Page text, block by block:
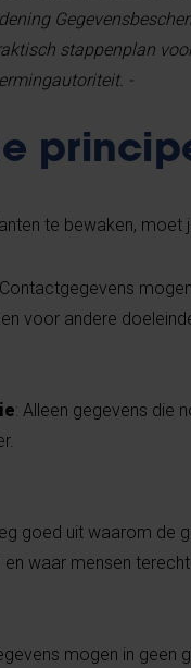
stappenplan
-
te bewaken, moet
voor andere
: Alleen gegevens die
goed uit waarom de
waar mensen
mogen in geen